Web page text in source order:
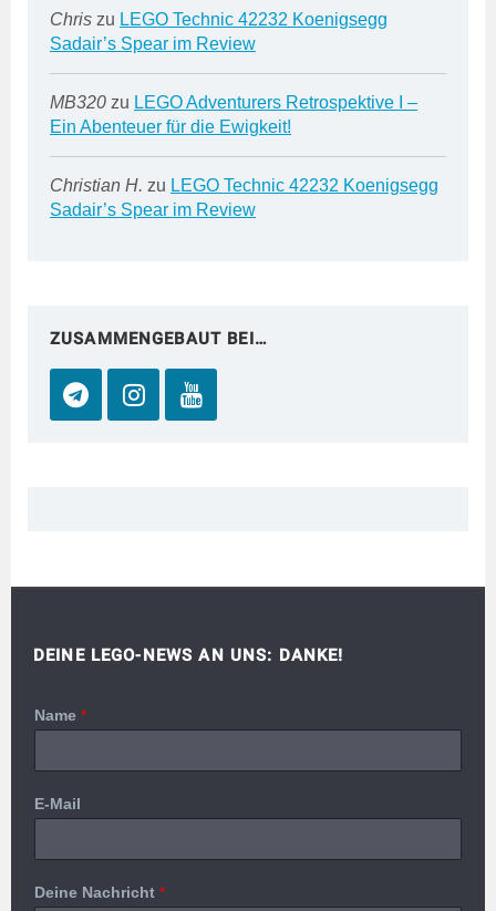
Chris zu LEGO Technic 42232 Koenigsegg
Sadair’s Spear im Review
MB320 zu LEGO Adventurers Retrospektive I –
Ein Abenteuer für die Ewigkeit!
Christian H. zu LEGO Technic 42232 Koenigsegg
Sadair’s Spear im Review
ZUSAMMENGEBAUT BEI…
DEINE LEGO-NEWS AN UNS: DANKE!
Name *
E-Mail
Deine Nachricht *